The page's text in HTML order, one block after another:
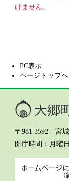
けません。
PC表示
ページトップへ
〒981-3592 宮
開庁時間
月曜